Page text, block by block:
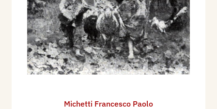
Michetti Francesco Paolo